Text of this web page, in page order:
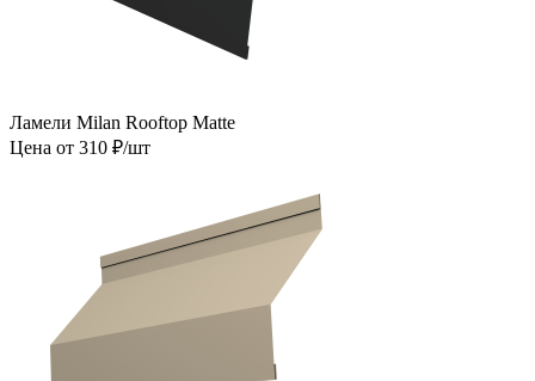
Ламели Milan Rooftop Matte
Цена от 310 ₽/шт